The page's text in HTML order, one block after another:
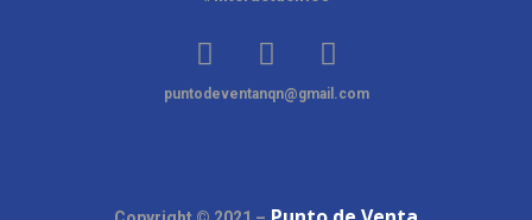
puntodeventanqn@gmail.com